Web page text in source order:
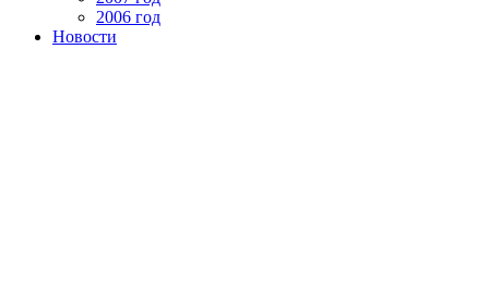
2006 год
Новости